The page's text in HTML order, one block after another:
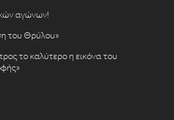
αγώνων!
του Θρύλου»
το καλύτερο η εικόνα του